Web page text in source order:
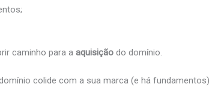
caminho para aaquisição do domínio.
colide com a sua marca (e há fundamentos)